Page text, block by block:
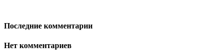
Последние комментарии
Нет комментариев